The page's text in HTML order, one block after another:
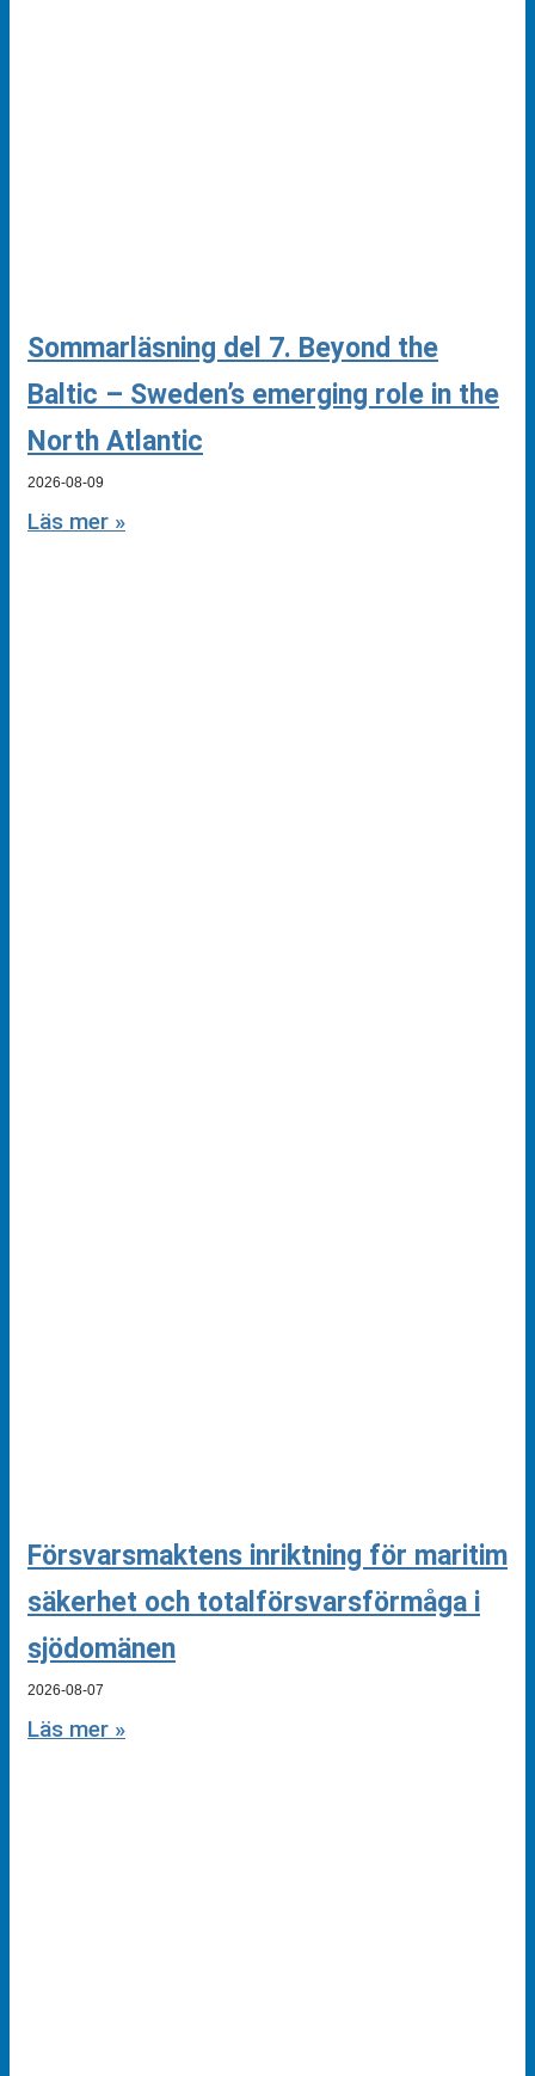
Sommarläsning del 7. Beyond the
Baltic – Sweden’s emerging role in the
North Atlantic
2026-08-09
Läs mer »
Försvarsmaktens inriktning för maritim
säkerhet och totalförsvarsförmåga i
sjödomänen
2026-08-07
Läs mer »